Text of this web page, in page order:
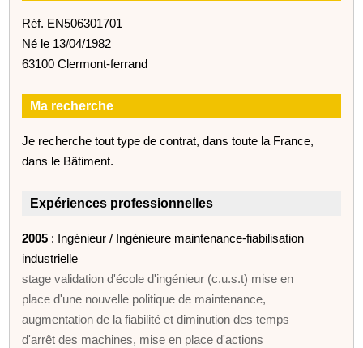
Réf. EN506301701
Né le 13/04/1982
63100 Clermont-ferrand
Ma recherche
Je recherche tout type de contrat, dans toute la France,
dans le Bâtiment.
Expériences professionnelles
2005 : Ingénieur / Ingénieure maintenance-fiabilisation
industrielle
stage validation d'école d'ingénieur (c.u.s.t) mise en
place d'une nouvelle politique de maintenance,
augmentation de la fiabilité et diminution des temps
d'arrêt des machines, mise en place d'actions